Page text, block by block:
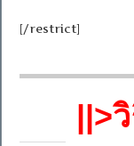
[/restrict]
||>